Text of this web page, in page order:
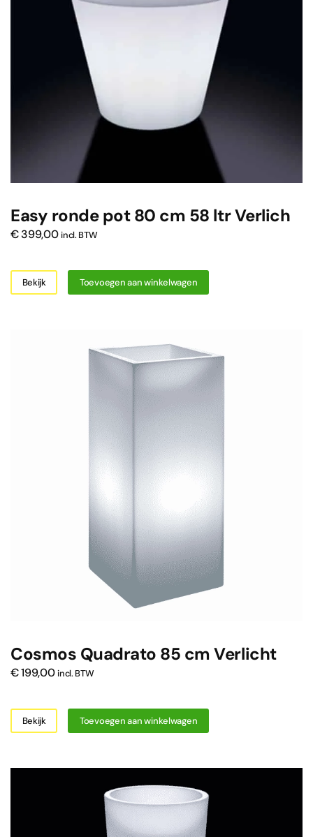
Easy ronde pot 80 cm 58 ltr Verlich
€399,00 incl. BTW
Bekijk Toevoegen aan winkelwagen
Cosmos Quadrato 85 cm Verlicht
€199,00 incl. BTW
Bekijk Toevoegen aan winkelwagen